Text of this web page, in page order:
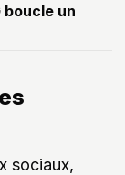
un
sociaux,